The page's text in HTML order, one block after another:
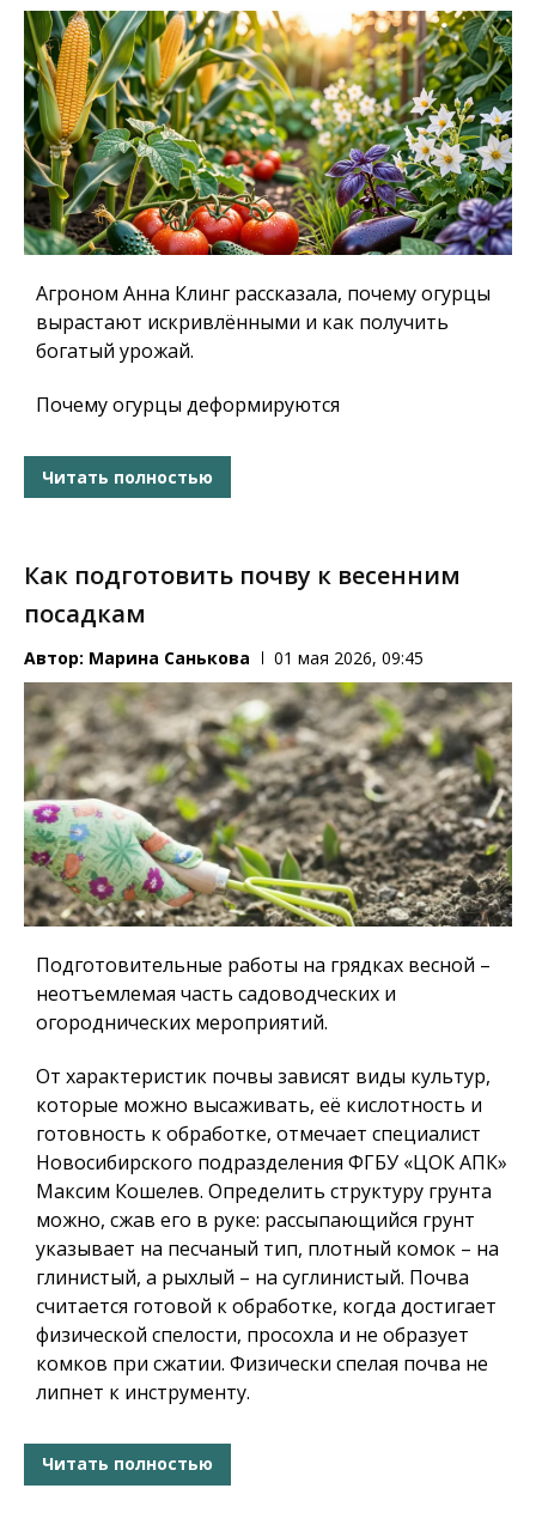
Агроном Анна Клинг рассказала, почему огурцы
вырастают искривлёнными и как получить
богатый урожай.
Почему огурцы деформируются
Читать полностью
Как подготовить почву к весенним
посадкам
Автор: Марина Санькова 01 мая 2026, 09:45
Подготовительные работы на грядках весной –
неотъемлемая часть садоводческих и
огороднических мероприятий.
От характеристик почвы зависят виды культур,
которые можно высаживать, её кислотность и
готовность к обработке, отмечает специалист
Новосибирского подразделения ФГБУ «ЦОК АПК»
Максим Кошелев. Определить структуру грунта
можно, сжав его в руке: рассыпающийся грунт
указывает на песчаный тип, плотный комок – на
глинистый, а рыхлый – на суглинистый. Почва
считается готовой к обработке, когда достигает
физической спелости, просохла и не образует
комков при сжатии. Физически спелая почва не
липнет к инструменту.
Читать полностью